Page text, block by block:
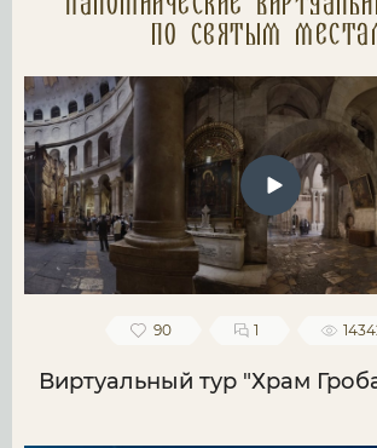
по святым
90 1
Виртуальный тур "Храм